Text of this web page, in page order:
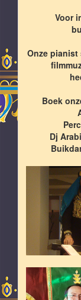
Voor
Onze pianist
Boek
Dj